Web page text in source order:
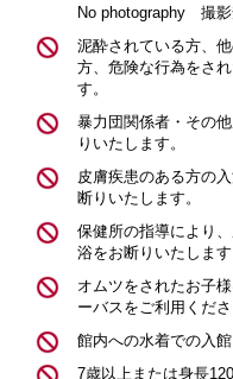
No photography 撮
泥酔されている方、
方、危険な行為をさ
す。
暴力団関係者・その
りいたします。
皮膚疾患のある方の
断りいたします。
保健所の指導により
浴をお断りいたします
オムツをされたお子
ーバスをご利用くださ
館内への水着での入
7歳以上または身長